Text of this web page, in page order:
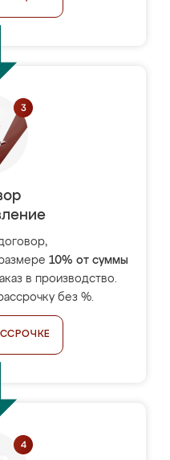
10% от суммы
в производство.
без %.